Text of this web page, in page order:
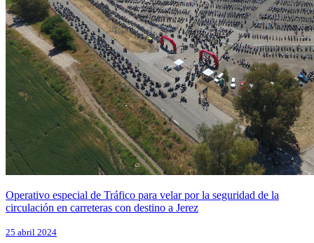
Operativo especial de Tráfico para velar por la seguridad de la
circulación en carreteras con destino a Jerez
25 abril 2024